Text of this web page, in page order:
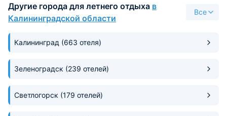
Другие города для летнего отдыха в
Калининградской области
Все
Калининград (663 отеля)
Зеленоградск (239 отелей)
Светлогорск (179 отелей)